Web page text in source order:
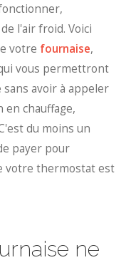
l'air froid. Voici
votre fournaise,
vous permettront
avoir à appeler
chauffage,
du moins un
payer pour
votre thermostat est
ne